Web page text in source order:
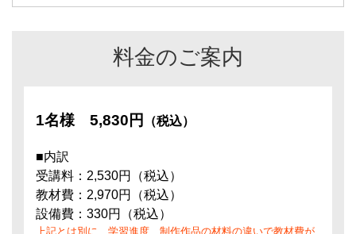
料金のご案内
1名様 5,830円 （税込）
■内訳
受講料：2,530円（税込）
教材費：2,970円（税込）
設備費：330円（税込）
上記とは別に、学習進度、制作作品の材料の違いで教材費が